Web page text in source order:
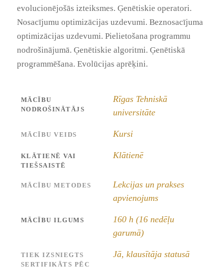
evolucionējošās izteiksmes. Ģenētiskie operatori.
Nosacījumu optimizācijas uzdevumi. Beznosacījuma
optimizācijas uzdevumi. Pielietošana programmu
nodrošinājumā. Ģenētiskie algoritmi. Ģenētiskā
programmēšana. Evolūcijas aprēķini.
MĀCĪBU
NODROŠINĀTĀJS
Rīgas Tehniskā
universitāte
MĀCĪBU VEIDS Kursi
KLĀTIENĒ VAI
TIEŠSAISTĒ
Klātienē
MĀCĪBU METODES
Lekcijas un prakses
apvienojums
MĀCĪBU ILGUMS
160 h (16 nedēļu
garumā)
TIEK IZSNIEGTS
SERTIFIKĀTS PĒC
Jā, klausītāja statusā